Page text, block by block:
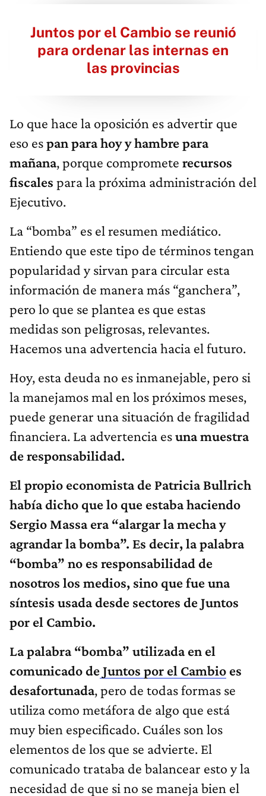
Juntos por el Cambio se reunió
para ordenar las internas en
las provincias
Lo que hace la oposición es advertir que
eso espan para hoy y hambre para
mañana, porque compromete recursos
fiscales para la próxima administración del
Ejecutivo.
La “bomba” es el resumen mediático.
Entiendo que este tipo de términos tengan
popularidad y sirvan para circular esta
información de manera más “ganchera”,
pero lo que se plantea es que estas
medidas son peligrosas, relevantes.
Hacemos una advertencia hacia el futuro.
Hoy, esta deuda no es inmanejable, pero si
la manejamos mal en los próximos meses,
puede generar una situación de fragilidad
financiera. La advertencia esuna muestra
de responsabilidad.
El propio economista de Patricia Bullrich
había dicho que lo que estaba haciendo
Sergio Massa era “alargar la mecha y
agrandar la bomba”. Es decir, la palabra
“bomba” no es responsabilidad de
nosotros los medios, sino que fue una
síntesis usada desde sectores de Juntos
por el Cambio.
La palabra “bomba” utilizada en el
comunicado deJuntos por el Cambio es
desafortunada, pero de todas formas se
utiliza como metáfora de algo que está
muy bien especificado. Cuáles son los
elementos de los que se advierte. El
comunicado trataba de balancear esto y la
necesidad de que si no se maneja bien el